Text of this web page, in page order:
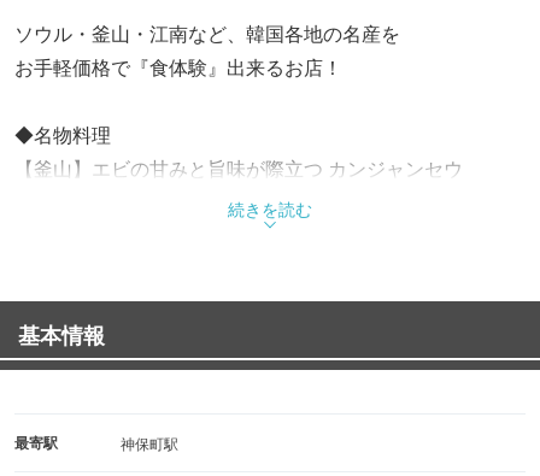
ソウル・釜山・江南など、韓国各地の名産を
お手軽価格で『食体験』出来るお店！
◆名物料理
【釜山】エビの甘みと旨味が際立つ カンジャンセウ
【釜山】鮮度抜群！踊るタコ料理 サンナッチ
【江南】濃厚なカニ味噌が絡む カンジャンケジャン
◆今月のサービス
・激レアマッコリが1000円引き！3980円→2980円
・今だけ！サムギョプサルを頼むと、冷麺orピビン麺が付
続きを読む
基本情報
最寄駅 神保町駅